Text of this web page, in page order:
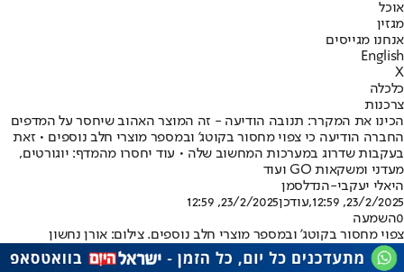
אוכל
מגזין
אנחנו מגייסים
English
X
כלכלה
צרכנות
הכינו את המקרר: תנובה הודיעה - זה המוצר האהוב שיחסר על המדפים
החברה הודיעה כי צפוי מחסור בקוטג' ובמספר מוצרי חלב נוספים • זאת
בעקבות שדרוג במערכות המחשוב שלה • עוד יחסרו מהמדף: יוגורטים,
מעדני ומשקאות GO ועוד
היאלי יעקבי-הנדלסמן
23/2/2025, 12:59
,עודכן23/2/2025, 12:59
0השמעה
צפוי מחסור בקוטג' ובמספר מוצרי חלב נוספים. צילום: אורן נחשון